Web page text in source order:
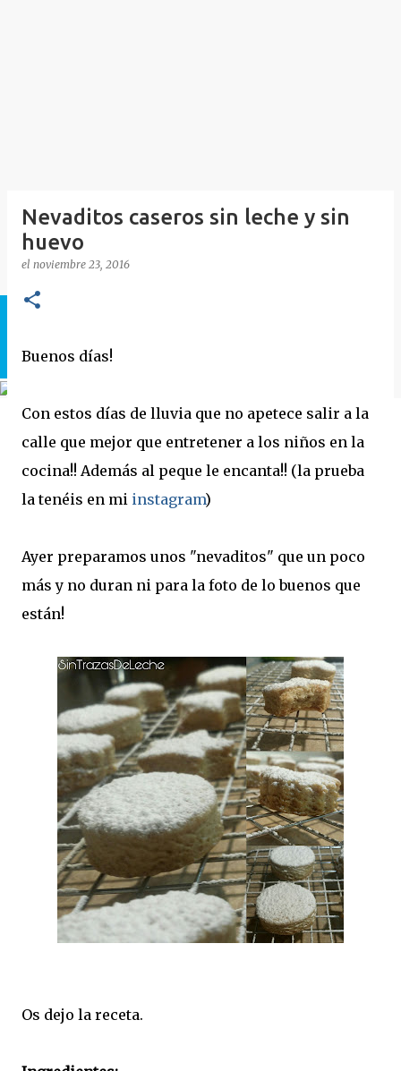
Nevaditos caseros sin leche y sin
huevo
el noviembre 23, 2016
Buenos días!
Con estos días de lluvia que no apetece salir a la
calle que mejor que entretener a los niños en la
cocina!! Además al peque le encanta!! (la prueba
la tenéis en mi instagram)
Ayer preparamos unos "nevaditos" que un poco
más y no duran ni para la foto de lo buenos que
están!
Os dejo la receta.